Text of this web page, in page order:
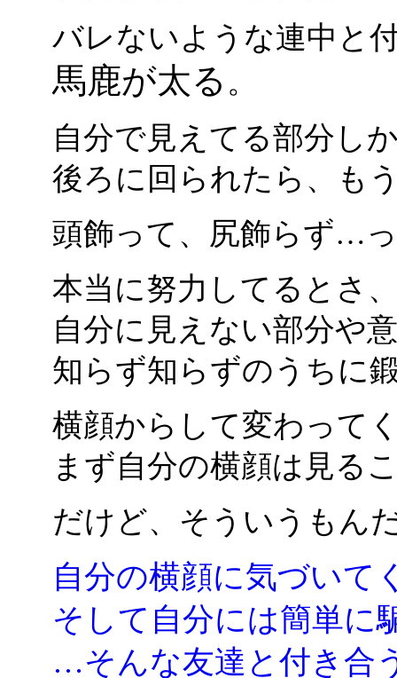
バレないような連中と
馬鹿が太る 。
自分で見えてる部分し
後ろに回られたら、も
頭飾って、尻飾らず…
本当に努力してるとさ
自分に見えない部分や
知らず知らずのうちに
横顔からして変わって
まず自分の横顔は見る
だけど、そういうもん
自分の横顔に気づいて
そして自分には簡単に
…そんな友達と付き合